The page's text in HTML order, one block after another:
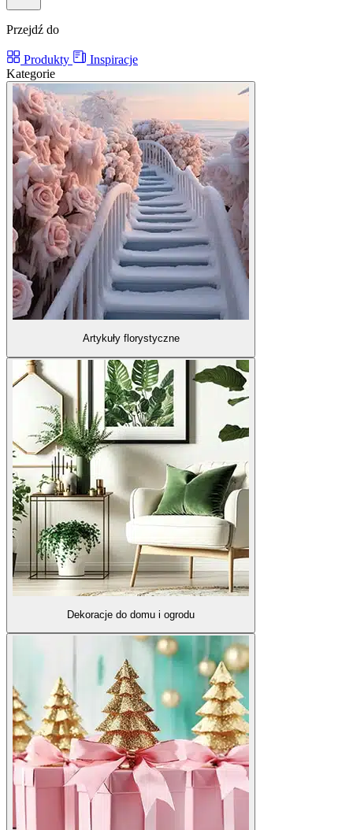
Przejdź do
Produkty
Inspiracje
Kategorie
Artykuły florystyczne
Dekoracje do domu i ogrodu